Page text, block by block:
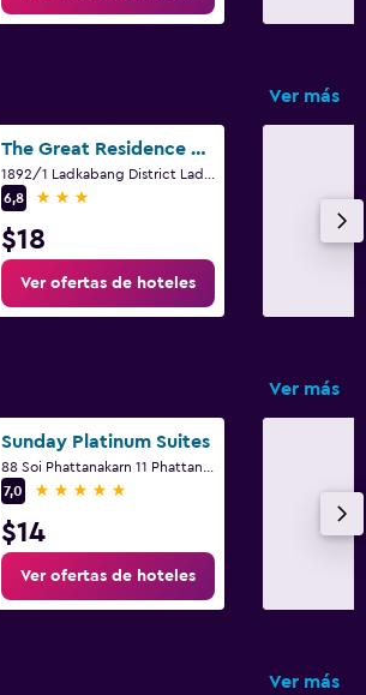
Ver más
The Great Residence Suvarnabhumi Airport
6,8
3 estrellas
$18
Ver ofertas de hoteles
Ver más
Sunday Platinum Suites
7,0
5 estrellas
$14
Ver ofertas de hoteles
Ver más